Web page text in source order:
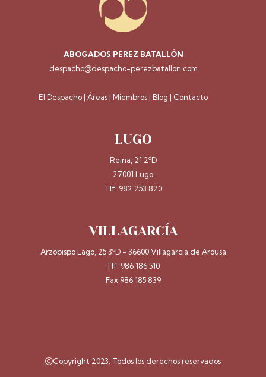
ABOGADOS PEREZ BATALLÓN
despacho@despacho-perezbatallon.com
El Despacho | Áreas | Miembros | Blog | Contacto
LUGO
Reina, 21 2ºD
27001 Lugo
Tlf. 982 253 820
VILLAGARCÍA
Arzobispo Lago, 25 3ºD - 36600 Villagarcía de Arousa
Tlf. 986 186 510
Fax 986 185 839
Copyright 2023. Todos los derechos reservados